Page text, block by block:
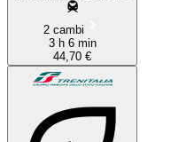
2 cambi
3 h 6 min
44,70 €